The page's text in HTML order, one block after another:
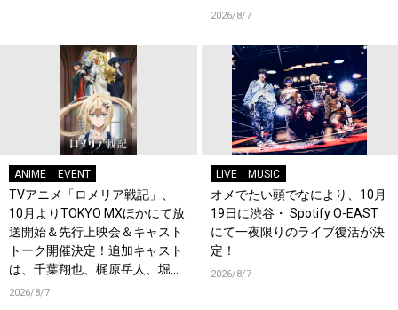
2026/8/7
ANIME EVENT
TVアニメ「ロメリア戦記」、
10月よりTOKYO MXほかにて放
送開始＆先行上映会＆キャスト
トーク開催決定！追加キャスト
は、千葉翔也、梶原岳人、堀江
瞬、綿貫竜之介！PV第1弾公
2026/8/7
LIVE MUSIC
オメでたい頭でなにより、10月
19日に渋谷・ Spotify O-EAST
にて一夜限りのライブ復活が決
定！
2026/8/7